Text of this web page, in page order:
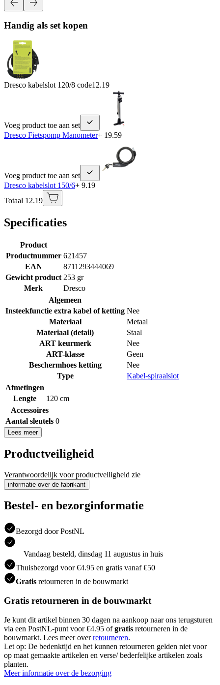
Handig als set kopen
Dresco kabelslot 120/8 code12.19
Voeg product toe aan set
Dresco Fietspomp Manometer+ 19.59
Voeg product toe aan set
Dresco kabelslot 150/6+ 9.19
Totaal 12.19
Specificaties
Product
Productnummer 621457
EAN
8711293444069
Gewicht product 253 gr
Merk
Dresco
Algemeen
Insteekfunctie extra kabel of ketting Nee
Materiaal
Metaal
Materiaal (detail)
Staal
ART keurmerk
Nee
ART-klasse
Geen
Beschermhoes ketting
Nee
Type
Kabel-spiraalslot
Afmetingen
Lengte
120 cm
Accessoires
Aantal sleutels 0
Lees meer
Productveiligheid
Verantwoordelijk voor productveiligheid zie
informatie over de fabrikant
Bestel- en bezorginformatie
Bezorgd door PostNL
Vandaag besteld, dinsdag 11 augustus in huis
Thuisbezorgd voor €4.95 en gratis vanaf €50
Gratis retourneren in de bouwmarkt
Gratis retourneren in de bouwmarkt
Je kunt dit artikel binnen 30 dagen na aankoop naar ons terugsturen
via een PostNL-punt voor €4.95 ofgratis retourneren in de
bouwmarkt. Lees meer overretourneren.
Let op: De bedenktijd en het kunnen retourneren gelden niet voor
op maat gemaakte artikelen en verse/ bederfelijke artikelen zoals
planten.
Meer informatie over de bezorging